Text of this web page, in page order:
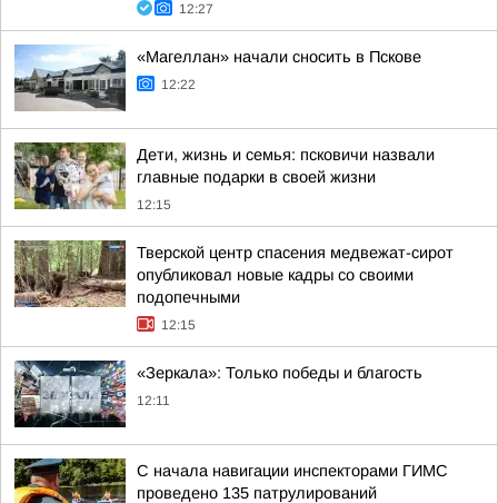
12:27
«Магеллан» начали сносить в Пскове
12:22
Дети, жизнь и семья: псковичи назвали
главные подарки в своей жизни
12:15
Тверской центр спасения медвежат-сирот
опубликовал новые кадры со своими
подопечными
12:15
«Зеркала»: Только победы и благость
12:11
С начала навигации инспекторами ГИМС
проведено 135 патрулирований